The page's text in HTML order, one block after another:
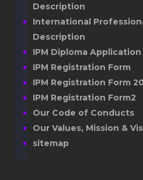
Description
International
Description
IPM Diploma Application
IPM Registration Form
IPM Registration Form
IPM Registration Form2
Our Code of Conducts
Our Values, Mission &
sitemap